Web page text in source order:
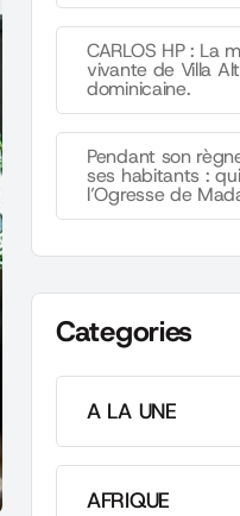
CARLOS HP : La
vivante de Villa
dominicaine.
Pendant son
ses habitants :
l’Ogresse de
Categories
A LA UNE
AFRIQUE